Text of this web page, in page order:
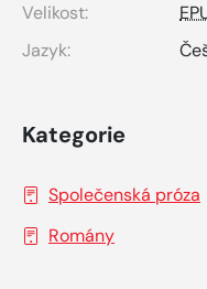
Velikost:
Jazyk:
Kategorie
Společenská próza
Romány